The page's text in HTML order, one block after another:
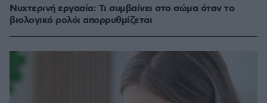
Νυχτερινή εργασία: Τι συμβαίνει στο σώμα όταν το
βιολογικό ρολόι απορρυθμίζεται